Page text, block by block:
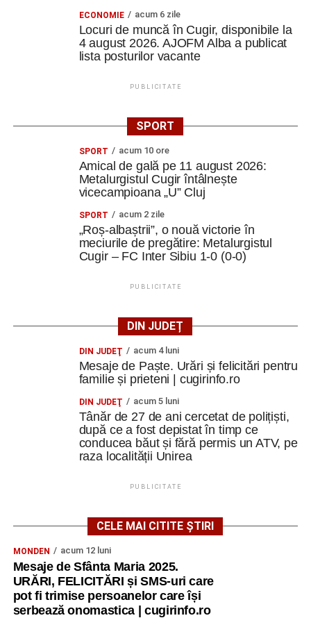
ECONOMIE acum 6 zile
Locuri de muncă în Cugir, disponibile la
4 august 2026. AJOFM Alba a publicat
lista posturilor vacante
PUBLICITATE
SPORT
SPORT acum 10 ore
Amical de gală pe 11 august 2026:
Metalurgistul Cugir întâlnește
vicecampioana „U” Cluj
SPORT acum 2 zile
„Roș-albaștrii”, o nouă victorie în
meciurile de pregătire: Metalurgistul
Cugir – FC Inter Sibiu 1-0 (0-0)
PUBLICITATE
DIN JUDEȚ
DIN JUDEŢ acum 4 luni
Mesaje de Paște. Urări și felicitări pentru
familie și prieteni | cugirinfo.ro
DIN JUDEŢ acum 5 luni
Tânăr de 27 de ani cercetat de polițiști,
după ce a fost depistat în timp ce
conducea băut și fără permis un ATV, pe
raza localității Unirea
PUBLICITATE
CELE MAI CITITE ȘTIRI
MONDEN acum 12 luni
Mesaje de Sfânta Maria 2025.
URĂRI, FELICITĂRI și SMS-uri care
pot fi trimise persoanelor care își
serbează onomastica | cugirinfo.ro